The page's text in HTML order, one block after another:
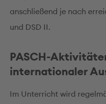
anschließend je nach
und DSD II.
PASCH-
internationaler
Im Unterricht wird